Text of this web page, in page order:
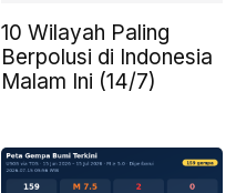
10 Wilayah Paling
Berpolusi di Indonesia
Malam Ini (14/7)